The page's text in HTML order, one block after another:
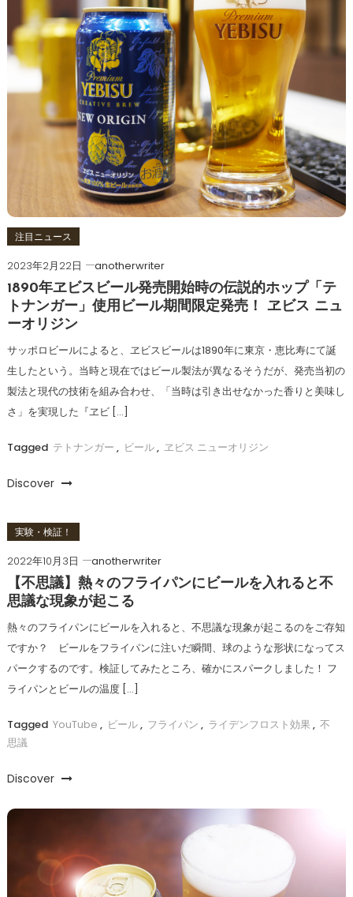
注目ニュース
2023年2月22日
anotherwriter
1890年ヱビスビール発売開始時の伝説的ホップ「テ
トナンガー」使用ビール期間限定発売！ ヱビス ニュ
ーオリジン
サッポロビールによると、ヱビスビールは1890年に東京・恵比寿にて誕
生したという。当時と現在ではビール製法が異なるそうだが、発売当初の
製法と現代の技術を組み合わせ、「当時は引き出せなかった香りと美味し
さ」を実現した『ヱビ […]
Tagged テトナンガー , ビール, ヱビス ニューオリジン
Discover
実験・検証！
2022年10月3日
anotherwriter
【不思議】熱々のフライパンにビールを入れると不
思議な現象が起こる
熱々のフライパンにビールを入れると、不思議な現象が起こるのをご存知
ですか？ ビールをフライパンに注いだ瞬間、球のような形状になってス
パークするのです。検証してみたところ、確かにスパークしました！ フ
ライパンとビールの温度 […]
Tagged YouTube , ビール, フライパン , ライデンフロスト効果 , 不
思議
Discover